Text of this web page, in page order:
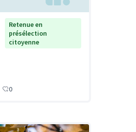
Retenue en
présélection
citoyenne
0